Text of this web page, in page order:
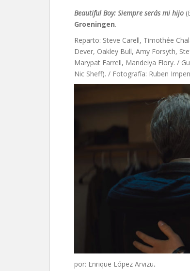
Beautiful Boy: Siempre serás mi hijo
Groeningen.
Reparto: Steve Carell, Timothée
Dever, Oakley Bull, Amy Forsyth,
Marypat Farrell, Mandeiya Flory. /
Nic Sheff). / Fotografía: Ruben
por: Enrique López Arvizu.